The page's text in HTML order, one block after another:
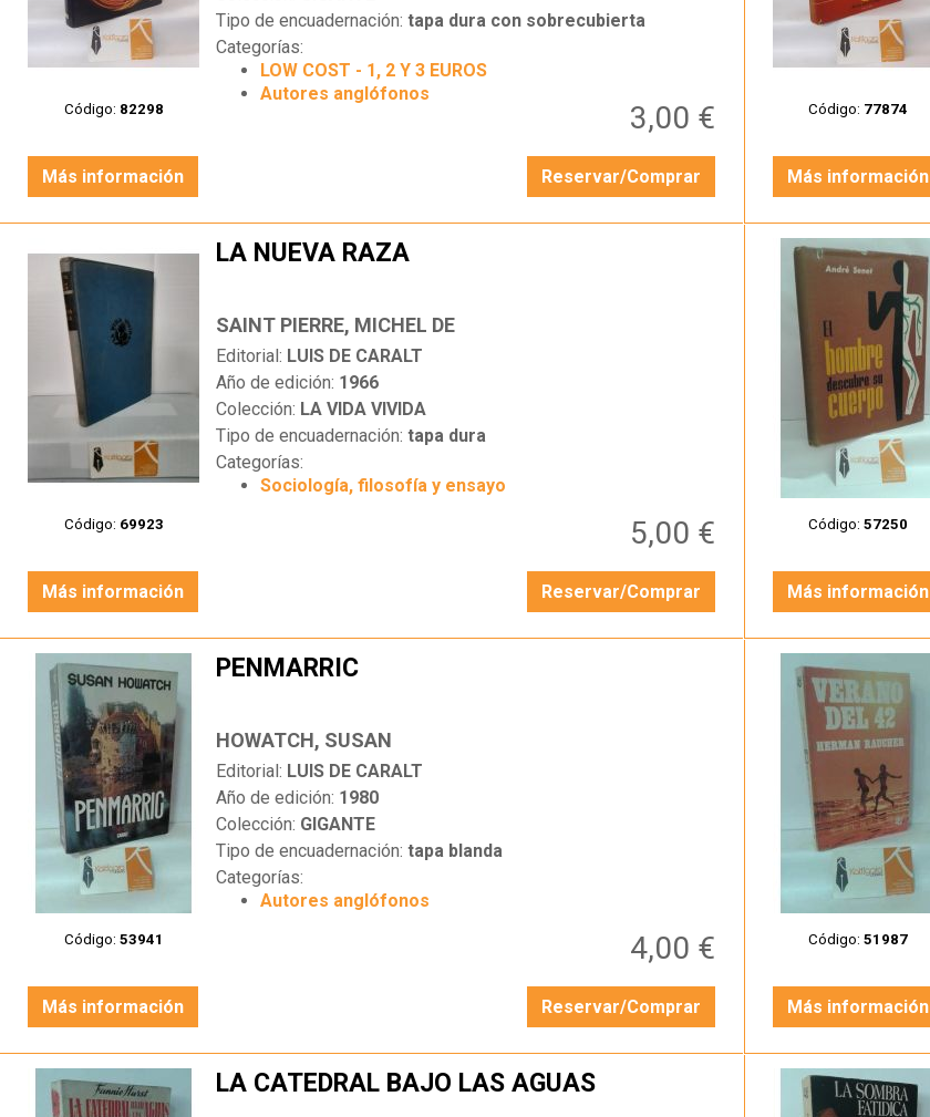
Código: 82298
Tipo de encuadernación:tapa dura con sobrecubierta
Categorías:
LOW COST - 1, 2 Y 3 EUROS
Autores anglófonos
3,00 €
Más información Reservar/Comprar
Código: 77874
Más información
Código: 69923
LA NUEVA RAZA
SAINT PIERRE, MICHEL DE
Editorial: LUIS DE CARALT
Año de edición: 1966
Colección: LA VIDA VIVIDA
Tipo de encuadernación:tapa dura
Categorías:
Sociología, filosofía y ensayo
5,00 €
Más información Reservar/Comprar
Código:57250
Más información
Código: 53941
PENMARRIC
HOWATCH, SUSAN
Editorial: LUIS DE CARALT
Año de edición: 1980
Colección: GIGANTE
Tipo de encuadernación:tapa blanda
Categorías:
Autores anglófonos
4,00 €
Más información Reservar/Comprar
Código:51987
Más información
LA CATEDRAL BAJO LAS AGUAS